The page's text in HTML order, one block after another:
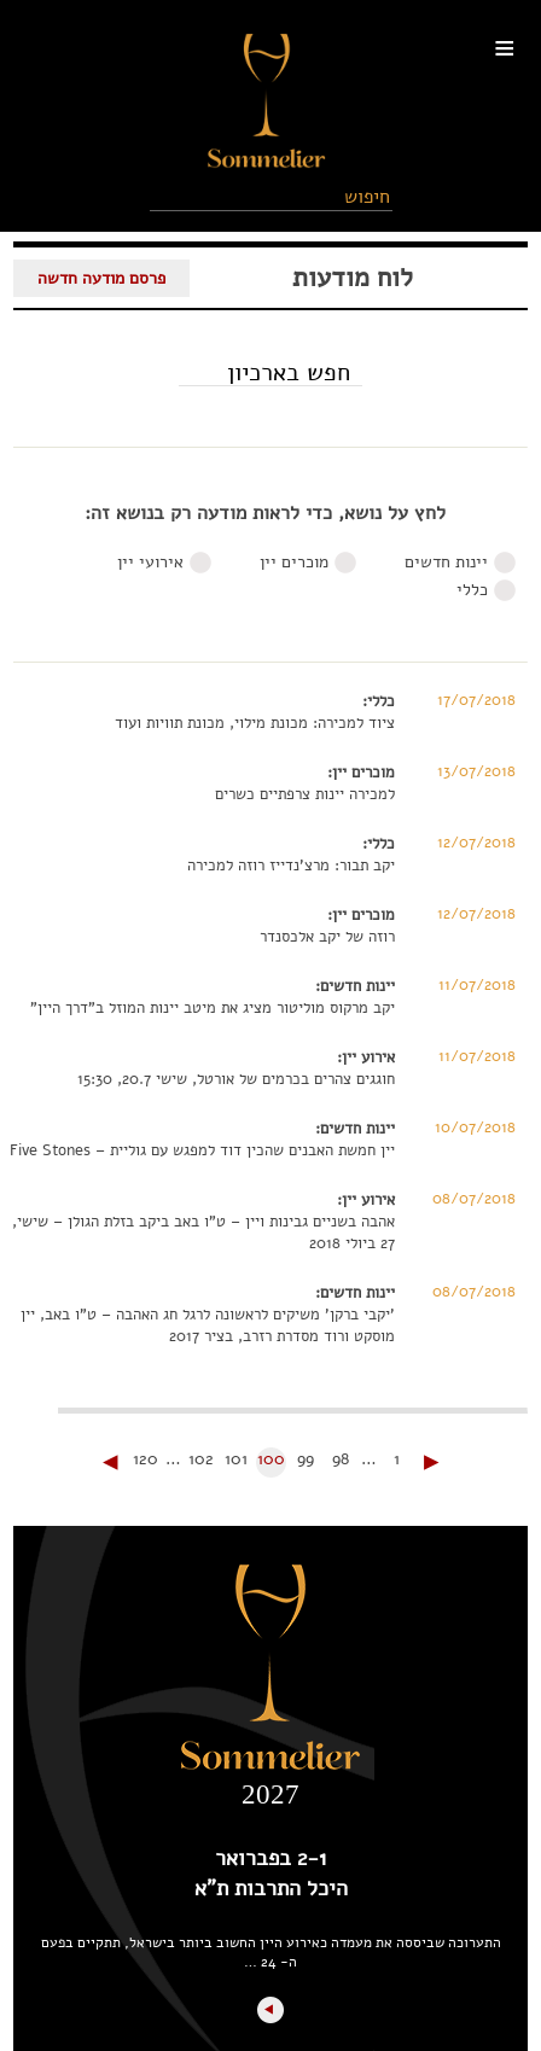
≡
לוח מודעות פרסם מודעה חדשה
לחץ על נושא, כדי לראות מודעה רק בנושא זה:
יינות חדשים מוכרים יין
אירועי יין
כללי
17/07/2018
כללי:
ציוד למכירה: מכונת מילוי, מכונת תוויות ועוד
13/07/2018
מוכרים יין:
למכירה יינות צרפתיים כשרים
12/07/2018
כללי:
יקב תבור: מרצ'נדייז רוזה למכירה
12/07/2018
מוכרים יין:
רוזה של יקב אלכסנדר
11/07/2018
יינות חדשים:
יקב מרקוס מוליטור מציג את מיטב יינות המוזל ב"דרך היין"
11/07/2018
אירוע יין:
חוגגים צהרים בכרמים של אורטל, שישי 20.7, 15:30
10/07/2018
יינות חדשים:
יין חמשת האבנים שהכין דוד למפגש עם גוליית – Five Stones
08/07/2018
אירוע יין:
אהבה בשניים גבינות ויין – ט"ו באב ביקב בזלת הגולן – שישי,
27 ביולי 2018
08/07/2018
יינות חדשים:
'יקבי ברקן' משיקים לראשונה לרגל חג האהבה – ט"ו באב, יין
מוסקט ורוד מסדרת רזרב, בציר 2017
▸
1
…
98
99
100
101
102
…
120
◂
2027
2-1 בפברואר
היכל התרבות ת"א
התערוכה שביססה את מעמדה כאירוע היין החשוב ביותר בישראל, תתקיים בפעם
ה- 24 …